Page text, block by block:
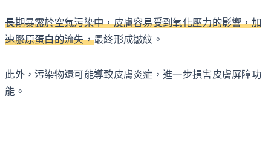
長期暴露於空氣污染中，皮膚容易受到氧化壓力的影響，加
速膠原蛋白的流失，最終形成皺紋。
此外，污染物還可能導致皮膚炎症，進一步損害皮膚屏障功
能。